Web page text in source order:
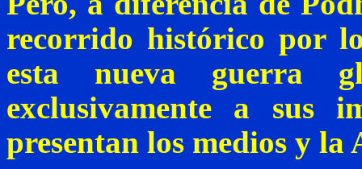
recorrido histórico por
esta nueva guerra
exclusivamente a sus
presentan los medios y la